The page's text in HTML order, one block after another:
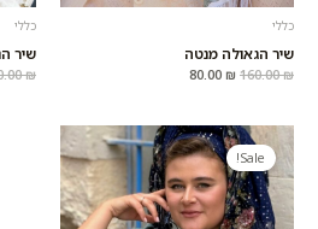
כללי
שיר הגאולה מנטה
160.00₪
80.00 ₪
כללי
שיר
₪
Sale!
המחיר
המקורי
היה:
120.00 ₪.
המחיר
הנוכחי
הוא:
90.00 ₪.